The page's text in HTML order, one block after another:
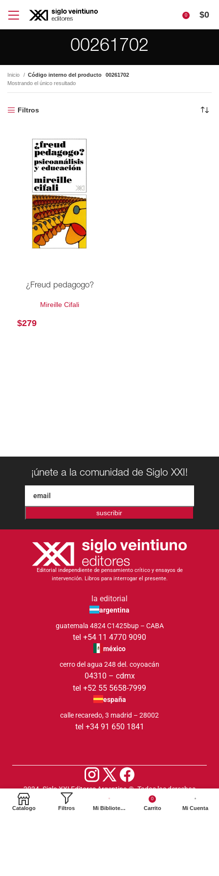
0 $0
00261702
Inicio Código interno del producto
00261702
Mostrando el único resultado
Filtros
¿Freud pedagogo?
Mireille Cifali
$279
¡únete a la comunidad de Siglo XXI!
suscribir
Editorial independiente de pensamiento crítico y ensayos de
intervención. Libros para interrogar el presente.
la editorial
argentina
guatemala 4824 C1425bup – CABA
tel +54 11 4770 9090
méxico
cerro del agua 248 del. coyoacán
04310 – cdmx
tel +52 55 5658-7999
españa
calle recaredo, 3 madrid – 28002
tel +34 91 650 1841
2024. Siglo XXI Editores Argentina ©️. Todos los derechos
reservados
Catalogo Filtros Mi Biblioteca
0
Carrito Mi Cuenta